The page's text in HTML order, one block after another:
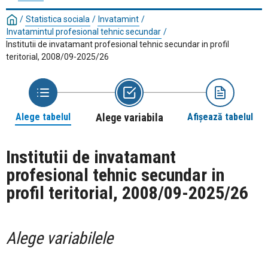
/ Statistica sociala / Invatamint /
Invatamintul profesional tehnic secundar /
Institutii de invatamant profesional tehnic secundar in profil
teritorial, 2008/09-2025/26
Alege tabelul Alege variabila Afișează tabelul
Institutii de invatamant
profesional tehnic secundar in
profil teritorial, 2008/09-2025/26
Alege variabilele